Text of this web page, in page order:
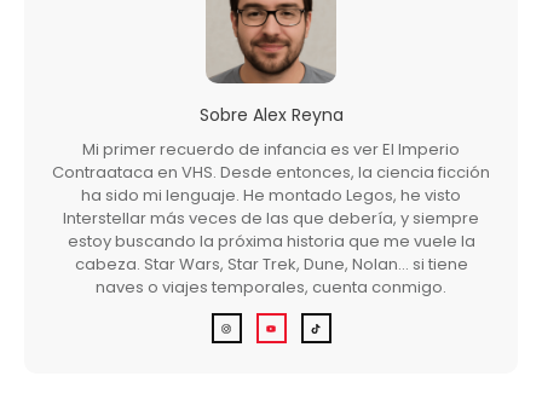
Sobre Alex Reyna
Mi primer recuerdo de infancia es ver El Imperio
Contraataca en VHS. Desde entonces, la ciencia ficción
ha sido mi lenguaje. He montado Legos, he visto
Interstellar más veces de las que debería, y siempre
estoy buscando la próxima historia que me vuele la
cabeza. Star Wars, Star Trek, Dune, Nolan… si tiene
naves o viajes temporales, cuenta conmigo.